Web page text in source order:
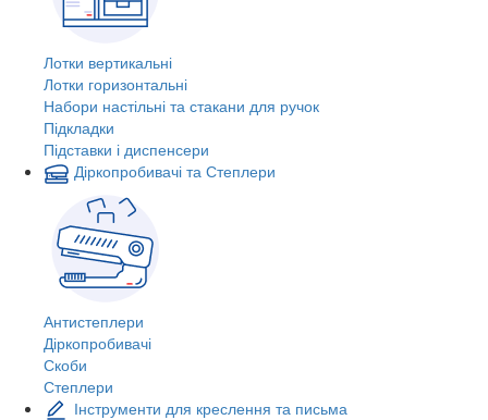
Лотки вертикальні
Лотки горизонтальні
Набори настільні та стакани для ручок
Підкладки
Підставки і диспенсери
Діркопробивачі та Степлери
Антистеплери
Діркопробивачі
Скоби
Степлери
Інструменти для креслення та письма